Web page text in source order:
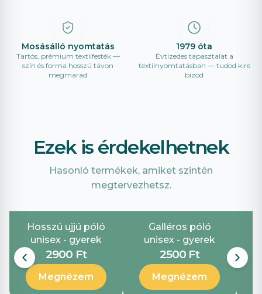
Mosásálló nyomtatás
Tartós, prémium textilfesték —
szín és forma hosszú távon
megmarad
1979 óta
Évtizedes tapasztalat a
textilnyomtatásban — tudod kire
bízod
Ezek is érdekelhetnek
Hasonló termékek, amiket szintén
megtervezhetsz.
Hosszú ujjú póló
unisex - gyerek
2900 Ft
Megnézem
Galléros póló
unisex - gyerek
2500 Ft
Megnézem